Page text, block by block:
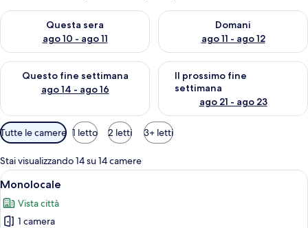
Questa sera
ago 10 - ago 11
Verifica la disponibilità per questa sera, ago 10 - ago 11
Domani
ago 11 - ago 12
Verifica la disponibilità per
Questo fine settimana
ago 14 - ago 16
Verifica la disponibilità per questo fine settimana, ago 14 -
Il prossimo fine
settimana
ago 21 - ago 23
Verifica la disponibilità per il
Filtri
disponibili
per
le
camere
Tutte le camere 1 letto 2 letti 3+ letti
Stai visualizzando 14 su 14 camere
Apri
tutte
le
foto
Una moderna camera d'albergo
10
Monolocale
Vista città
1 camera